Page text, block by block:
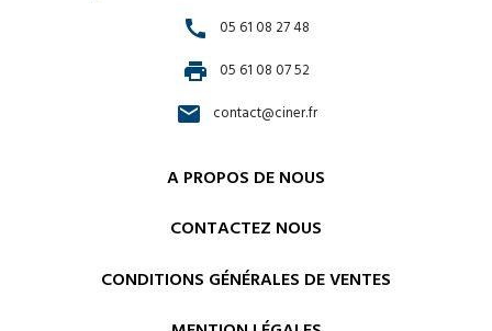
call 05 61 08 27 48
print 05 61 08 07 52
email contact@ciner.fr
A PROPOS DE NOUS
CONTACTEZ NOUS
CONDITIONS GÉNÉRALES DE VENTES